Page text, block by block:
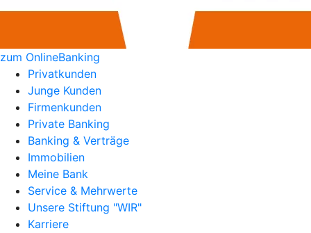
zum OnlineBanking
Privatkunden
Junge Kunden
Firmenkunden
Private Banking
Banking & Verträge
Immobilien
Meine Bank
Service & Mehrwerte
Unsere Stiftung "WIR"
Karriere